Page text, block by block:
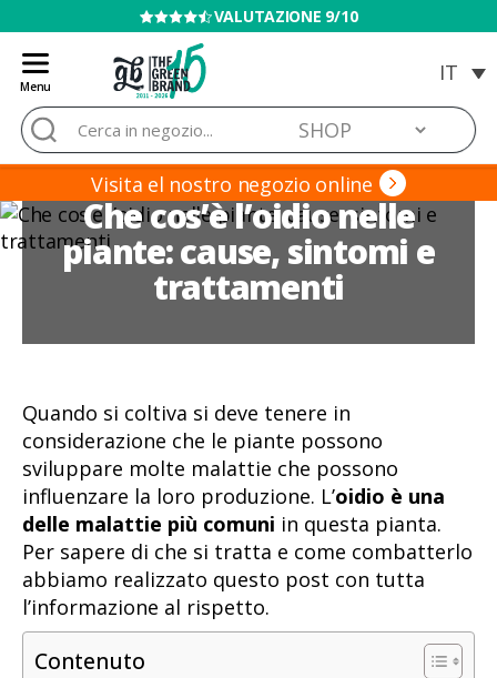
VENDITA VIETATA AI MINORI
Menu
Blog
de
Grow
Barato
Cerca:
Visita el nostro negozio online
Che cos’è l’oidio nelle
piante: cause, sintomi e
trattamenti
Quando si coltiva si deve tenere in
considerazione che le piante possono
sviluppare molte malattie che possono
influenzare la loro produzione. L’oidio è una
delle malattie più comuni in questa pianta.
Per sapere di che si tratta e come combatterlo
abbiamo realizzato questo post con tutta
l’informazione al rispetto.
Contenuto